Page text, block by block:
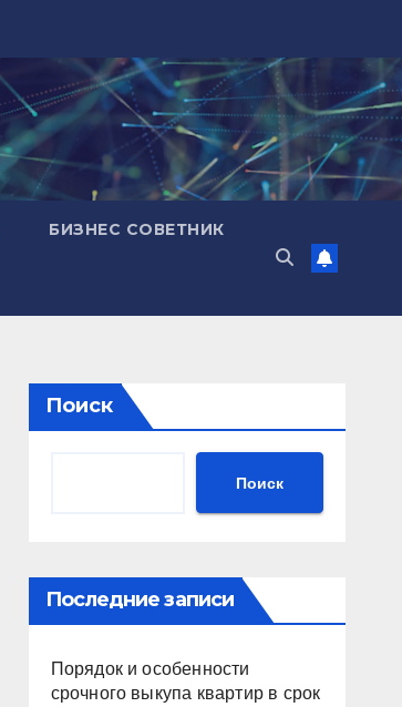
БИЗНЕС СОВЕТНИК
Поиск
Поиск
Последние записи
Порядок и особенности
срочного выкупа квартир в срок